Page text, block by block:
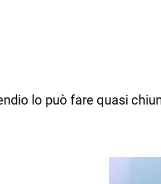
lo può fare quasi